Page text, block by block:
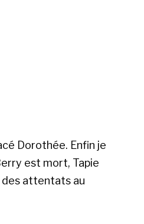
Dorothée. Enfin je
est mort, Tapie
des attentats au